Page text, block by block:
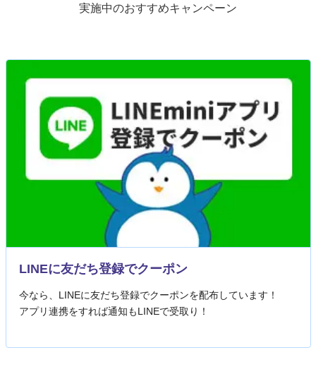
実施中のおすすめキャンペーン
LINEに友だち登録でクーポン
今なら、LINEに友だち登録でクーポンを配布しています！
アプリ連携をすれば通知もLINEで受取り！